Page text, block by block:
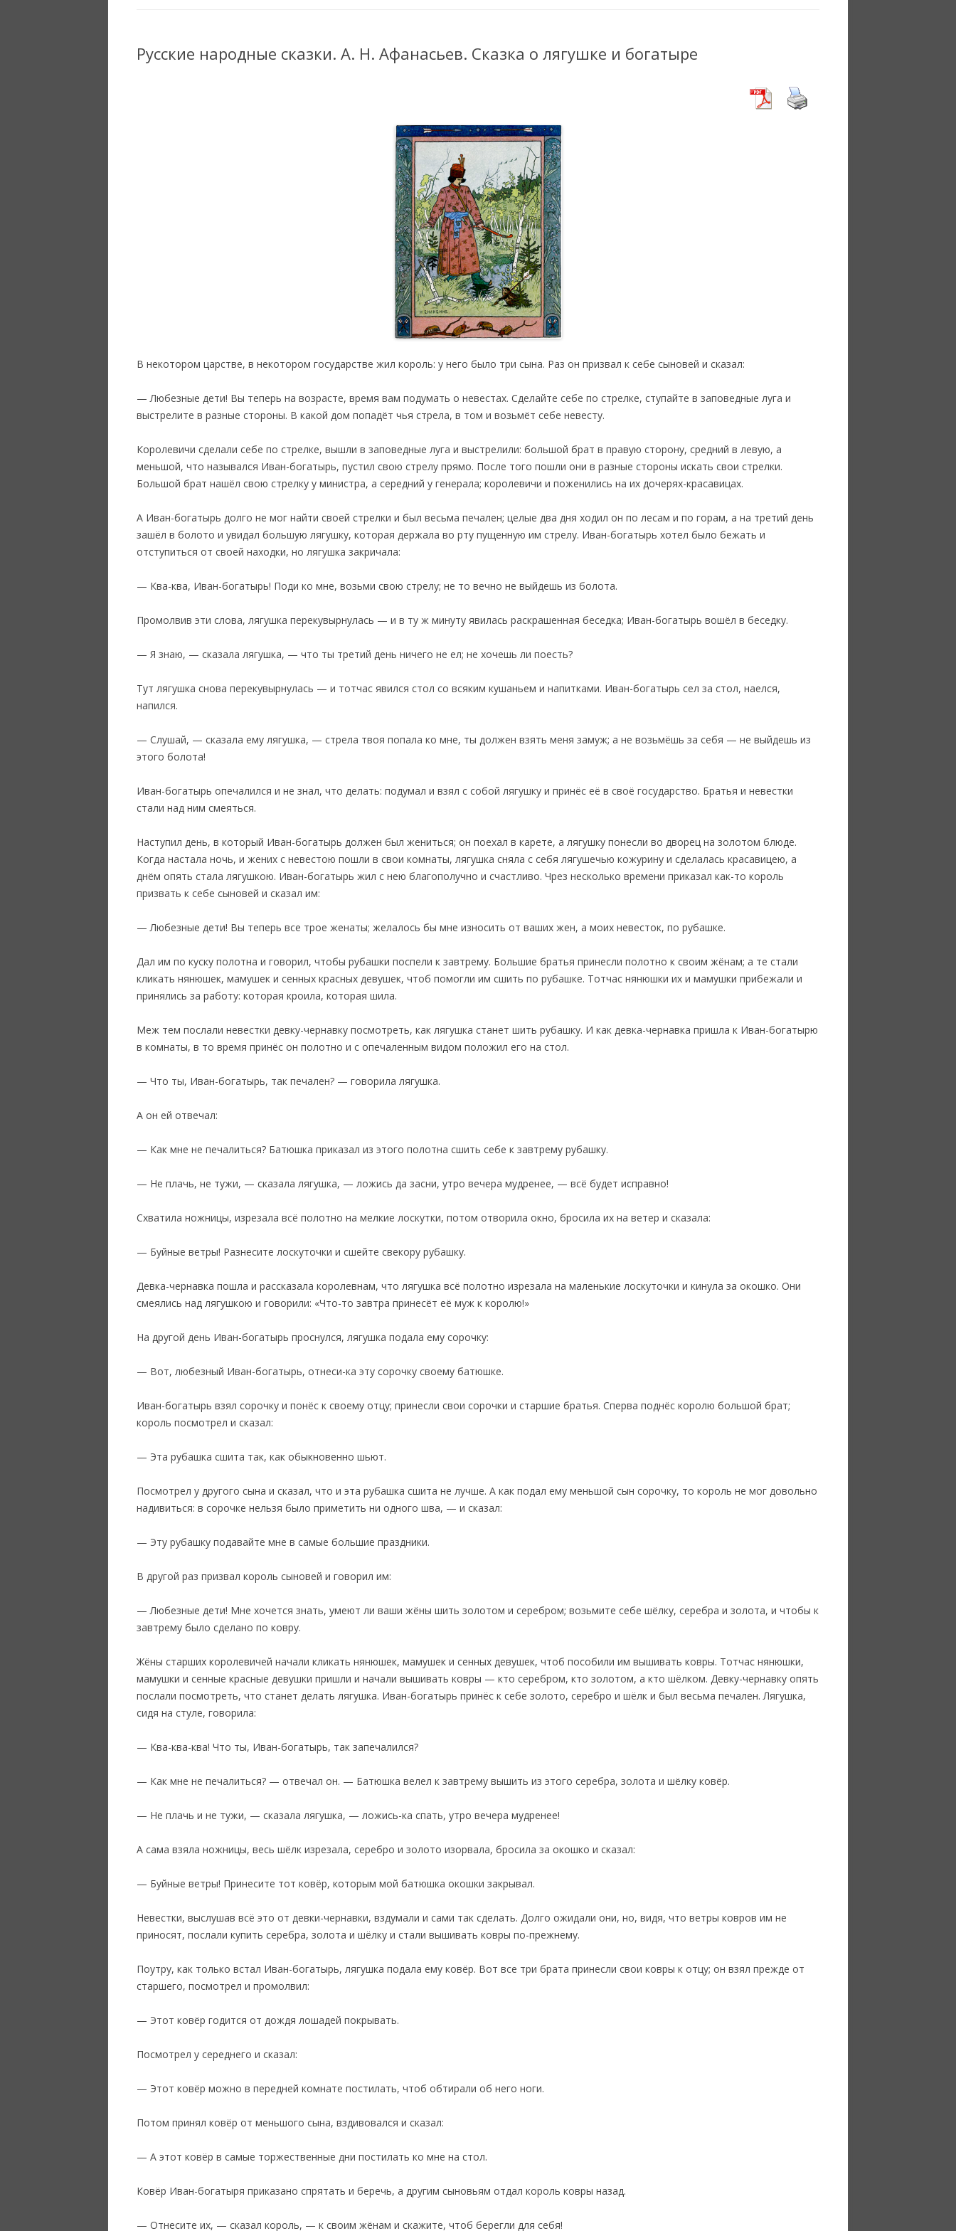
Русские народные сказки. А. Н. Афанасьев. Сказка о лягушке и богатыре
В некотором царстве, в некотором государстве жил король: у него было три сына. Раз он призвал к себе сыновей и сказал:
— Любезные дети! Вы теперь на возрасте, время вам подумать о невестах. Сделайте себе по стрелке, ступайте в заповедные луга и
выстрелите в разные стороны. В какой дом попадёт чья стрела, в том и возьмёт себе невесту.
Королевичи сделали себе по стрелке, вышли в заповедные луга и выстрелили: большой брат в правую сторону, средний в левую, а
меньшой, что назывался Иван-богатырь, пустил свою стрелу прямо. После того пошли они в разные стороны искать свои стрелки.
Большой брат нашёл свою стрелку у министра, а середний у генерала; королевичи и поженились на их дочерях-красавицах.
‎А Иван-богатырь долго не мог найти своей стрелки и был весьма печален; целые два дня ходил он по лесам и по горам, а на третий день
зашёл в болото и увидал большую лягушку, которая держала во рту пущенную им стрелу. Иван-богатырь хотел было бежать и
отступиться от своей находки, но лягушка закричала:
— Ква-ква, Иван-богатырь! Поди ко мне, возьми свою стрелу; не то вечно не выйдешь из болота.
Промолвив эти слова, лягушка перекувырнулась — и в ту ж минуту явилась раскрашенная беседка; Иван-богатырь вошёл в беседку.
— Я знаю, — сказала лягушка, — что ты третий день ничего не ел; не хочешь ли поесть?
Тут лягушка снова перекувырнулась — и тотчас явился стол со всяким кушаньем и напитками. Иван-богатырь сел за стол, наелся,
напился.
— Слушай, — сказала ему лягушка, — стрела твоя попала ко мне, ты должен взять меня замуж; а не возьмёшь за себя — не выйдешь из
этого болота!
Иван-богатырь опечалился и не знал, что делать: подумал и взял с собой лягушку и принёс её в своё государство. Братья и невестки
стали над ним смеяться.
‎Наступил день, в который Иван-богатырь должен был жениться; он поехал в карете, а лягушку понесли во дворец на золотом блюде.
Когда настала ночь, и жених с невестою пошли в свои комнаты, лягушка сняла с себя лягушечью кожурину и сделалась красавицею, а
днём опять стала лягушкою. Иван-богатырь жил с нею благополучно и счастливо. Чрез несколько времени приказал как-то король
призвать к себе сыновей и сказал им:
— Любезные дети! Вы теперь все трое женаты; желалось бы мне износить от ваших жен, а моих невесток, по рубашке.
Дал им по куску полотна и говорил, чтобы рубашки поспели к завтрему. Большие братья принесли полотно к своим жёнам; а те стали
кликать нянюшек, мамушек и сенных красных девушек, чтоб помогли им сшить по рубашке. Тотчас нянюшки их и мамушки прибежали и
принялись за работу: которая кроила, которая шила.
‎Меж тем послали невестки девку-чернавку посмотреть, как лягушка станет шить рубашку. И как девка-чернавка пришла к Иван-богатырю
в комнаты, в то время принёс он полотно и с опечаленным видом положил его на стол.
— Что ты, Иван-богатырь, так печален? — говорила лягушка.
А он ей отвечал:
— Как мне не печалиться? Батюшка приказал из этого полотна сшить себе к завтрему рубашку.
— Не плачь, не тужи, — сказала лягушка, — ложись да засни, утро вечера мудренее, — всё будет исправно!
Схватила ножницы, изрезала всё полотно на мелкие лоскутки, потом отворила окно, бросила их на ветер и сказала:
— Буйные ветры! Разнесите лоскуточки и сшейте свекору рубашку.
Девка-чернавка пошла и рассказала королевнам, что лягушка всё полотно изрезала на маленькие лоскуточки и кинула за окошко. Они
смеялись над лягушкою и говорили: «Что-то завтра принесёт её муж к королю!»
‎На другой день Иван-богатырь проснулся, лягушка подала ему сорочку:
— Вот, любезный Иван-богатырь, отнеси-ка эту сорочку своему батюшке.
Иван-богатырь взял сорочку и понёс к своему отцу; принесли свои сорочки и старшие братья. Сперва поднёс королю большой брат;
король посмотрел и сказал:
— Эта рубашка сшита так, как обыкновенно шьют.
Посмотрел у другого сына и сказал, что и эта рубашка сшита не лучше. А как подал ему меньшой сын сорочку, то король не мог довольно
надивиться: в сорочке нельзя было приметить ни одного шва, — и сказал:
— Эту рубашку подавайте мне в самые большие праздники.
‎В другой раз призвал король сыновей и говорил им:
— Любезные дети! Мне хочется знать, умеют ли ваши жёны шить золотом и серебром; возьмите себе шёлку, серебра и золота, и чтобы к
завтрему было сделано по ковру.
Жёны старших королевичей начали кликать нянюшек, мамушек и сенных девушек, чтоб пособили им вышивать ковры. Тотчас нянюшки,
мамушки и сенные красные девушки пришли и начали вышивать ковры — кто серебром, кто золотом, а кто шёлком. Девку-чернавку опять
послали посмотреть, что станет делать лягушка. Иван-богатырь принёс к себе золото, серебро и шёлк и был весьма печален. Лягушка,
сидя на стуле, говорила:
— Ква-ква-ква! Что ты, Иван-богатырь, так запечалился?
— Как мне не печалиться? — отвечал он. — Батюшка велел к завтрему вышить из этого серебра, золота и шёлку ковёр.
— Не плачь и не тужи, — сказала лягушка, — ложись-ка спать, утро вечера мудренее!
А сама взяла ножницы, весь шёлк изрезала, серебро и золото изорвала, бросила за окошко и сказал:
— Буйные ветры! Принесите тот ковёр, которым мой батюшка окошки закрывал.
Невестки, выслушав всё это от девки-чернавки, вздумали и сами так сделать. Долго ожидали они, но, видя, что ветры ковров им не
приносят, послали купить серебра, золота и шёлку и стали вышивать ковры по-прежнему.
‎Поутру, как только встал Иван-богатырь, лягушка подала ему ковёр. Вот все три брата принесли свои ковры к отцу; он взял прежде от
старшего, посмотрел и промолвил:
— Этот ковёр годится от дождя лошадей покрывать.
Посмотрел у середнего и сказал:
— Этот ковёр можно в передней комнате постилать, чтоб обтирали об него ноги.
Потом принял ковёр от меньшого сына, вздивовался и сказал:
— А этот ковёр в самые торжественные дни постилать ко мне на стол.
Ковёр Иван-богатыря приказано спрятать и беречь, а другим сыновьям отдал король ковры назад.
— Отнесите их, — сказал король, — к своим жёнам и скажите, чтоб берегли для себя!